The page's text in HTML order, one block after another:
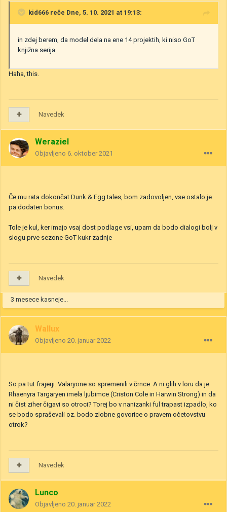
kid666 reče Dne, 5. 10. 2021 at 19:13:
in zdej berem, da model dela na ene 14 projektih, ki niso GoT
knjižna serija
Haha, this.
Navedek
Weraziel
Objavljeno 6. oktober 2021
Če mu rata dokončat Dunk & Egg tales, bom zadovoljen, vse ostalo je
pa dodaten bonus.
Tole je kul, ker imajo vsaj dost podlage vsi, upam da bodo dialogi bolj v
slogu prve sezone GoT kukr zadnje
Navedek
3 mesece kasneje...
Wallux
Objavljeno 20. januar 2022
So pa tut frajerji. Valaryone so spremenili v črnce. A ni glih v loru da je
Rhaenyra Targaryen imela ljubimce (Criston Cole in Harwin Strong) in da
ni čist ziher čigavi so otroci? Torej bo v nanizanki ful trapast izpadlo, ko
se bodo spraševali oz. bodo zlobne govorice o pravem očetovstvu
otrok?
Navedek
Lunco
Objavljeno 20. januar 2022